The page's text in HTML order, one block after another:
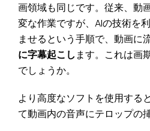
画領域も同じです。従来、動
変な作業ですが、AIの技術を
ませるという手順で、動画に
に字幕起こし ます。これは画
でしょうか。
より高度なソフトを使用する
て動画内の音声にテロップの